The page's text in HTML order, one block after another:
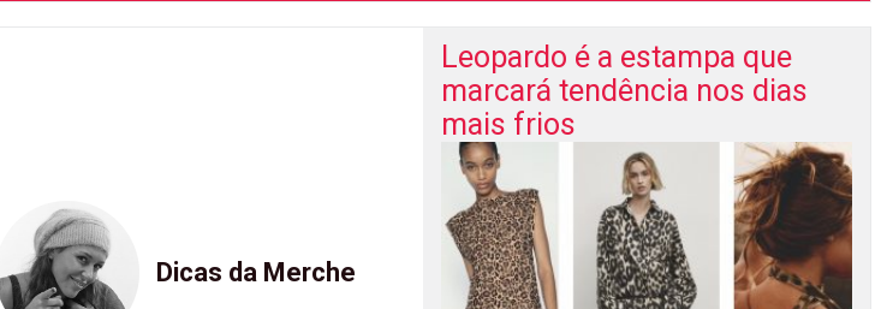
Dicas da Merche
Leopardo é a estampa que
marcará tendência nos dias
mais frios